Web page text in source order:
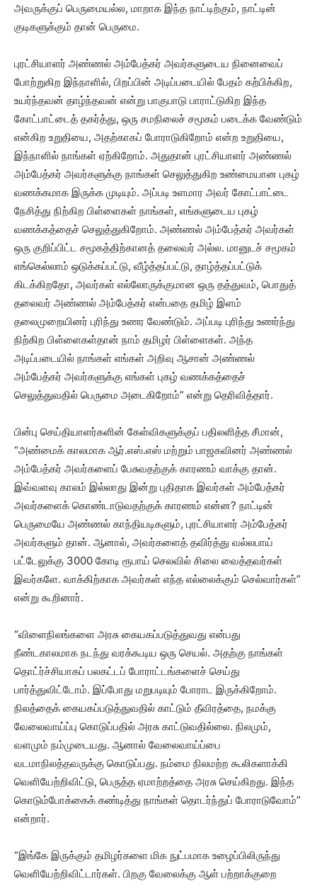
அவருக்குப் பெருமையல்ல, மாறாக இந்த நாட்டிற்கும், நாட்டின்
குடிகளுக்கும் தான் பெருமை.
புரட்சியாளர் அண்ணல் அம்பேத்கர் அவர்களுடைய நினைவைப்
போற்றுகிற இந்நாளில், பிறப்பின் அடிப்படையில் பேதம் கற்பிக்கிற,
உயர்ந்தவன் தாழ்ந்தவன் என்று பாகுபாடு பாராட்டுகிற இந்த
கோட்பாட்டைத் தகர்த்து, ஒரு சமநிலைச் சமூகம் படைக்க வேண்டும்
என்கிற உறுதியை, அதற்காகப் போராடுகிறோம் என்ற உறுதியை,
இந்நாளில் நாங்கள் ஏற்கிறோம். அதுதான் புரட்சியாளர் அண்ணல்
அம்பேத்கர் அவர்களுக்கு நாங்கள் செலுத்துகிற உண்மையான புகழ்
வணக்கமாக இருக்க முடியும். அப்படி உளமார அவர் கோட்பாட்டை
நேசித்து நிற்கிற பிள்ளைகள் நாங்கள், எங்களுடைய புகழ்
வணக்கத்தைச் செலுத்துகிறோம். அண்ணல் அம்பேத்கர் அவர்கள்
ஒரு குறிப்பிட்ட சமூகத்திற்கானத் தலைவர் அல்ல. மானுடச் சமூகம்
எங்கெல்லாம் ஒடுக்கப்பட்டு, வீழ்த்தப்பட்டு, தாழ்த்தப்பட்டுக்
கிடக்கிறதோ, அவர்கள் எல்லோருக்குமான ஒரு தத்துவம், பொதுத்
தலைவர் அண்ணல் அம்பேத்கர் என்பதை தமிழ் இளம்
தலைமுறையினர் புரிந்து உணர வேண்டும். அப்படி புரிந்து உணர்ந்து
நிற்கிற பிள்ளைகள்தான் நாம் தமிழர் பிள்ளைகள். அந்த
அடிப்படையில் நாங்கள் எங்கள் அறிவு ஆசான் அண்ணல்
அம்பேத்கர் அவர்களுக்கு எங்கள் புகழ் வணக்கத்தைச்
செலுத்துவதில் பெருமை அடைகிறோம்” என்று தெரிவித்தார்.
பின்பு செய்தியாளர்களின் கேள்விகளுக்குப் பதிலளித்த சீமான்,
“அண்மைக் காலமாக ஆர்.எஸ்.எஸ் மற்றும் பாஜகவினர் அண்ணல்
அம்பேத்கர் அவர்களைப் பேசுவதற்குக் காரணம் வாக்கு தான்.
இவ்வளவு காலம் இல்லாது இன்று புதிதாக இவர்கள் அம்பேத்கர்
அவர்களைக் கொண்டாடுவதற்குக் காரணம் என்ன? நாட்டின்
பெருமையே அண்ணல் காந்தியடிகளும், புரட்சியாளர் அம்பேத்கர்
அவர்களும் தான். ஆனால், அவர்களைத் தவிர்த்து வல்லபாய்
பட்டேலுக்கு 3000 கோடி ரூபாய் செலவில் சிலை வைத்தவர்கள்
இவர்களே. வாக்கிற்காக அவர்கள் எந்த எல்லைக்கும் செல்வார்கள்”
என்று கூறினார்.
“விளைநிலங்களை அரசு கையகப்படுத்துவது என்பது
நீண்டகாலமாக நடந்து வரக்கூடிய ஒரு செயல். அதற்கு நாங்கள்
தொட்ர்ச்சியாகப் பலகட்டப் போராட்டங்களைச் செய்து
பார்த்துவிட்டோம். இப்போது மறுபடியும் போராட இருக்கிறோம்.
நிலத்தைக் கையகப்படுத்துவதில் காட்டும் தீவிரத்தை, நமக்கு
வேலைவாய்ப்பு கொடுப்பதில் அரசு காட்டுவதில்லை. நிலமும்,
வளமும் நம்முடையது. ஆனால் வேலைவாய்ப்பை
வடமாநிலத்தவருக்கு கொடுப்பது. நம்மை நிலமற்ற கூலிகளாக்கி
வெளியேற்றிவிட்டு, பெருத்த ஏமாற்றத்தை அரசு செய்கிறது. இந்த
கொடும்போக்கைக் கண்டித்து நாங்கள் தொடர்ந்துப் போராடுவோம்”
என்றார்.
“இங்கே இருக்கும் தமிழர்களை மிக நுட்பமாக உழைப்பிலிருந்து
வெளியேற்றிவிட்டார்கள். பிறகு வேலைக்கு ஆள் பற்றாக்குறை